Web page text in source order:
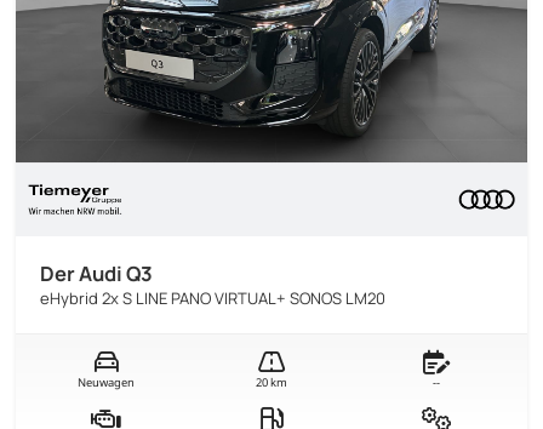
Der Audi Q3
eHybrid 2x S LINE PANO VIRTUAL+ SONOS LM20
Neuwagen 20 km --